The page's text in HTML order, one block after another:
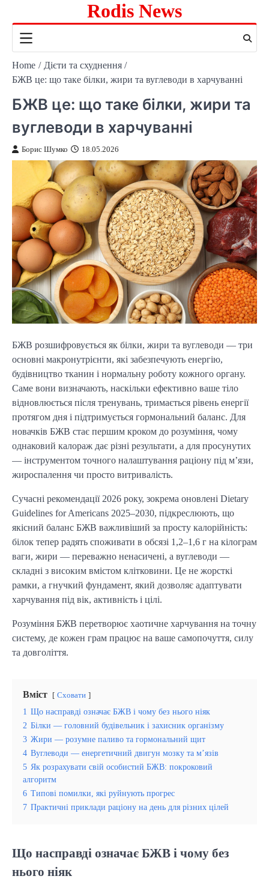
content
Rodis News
Home
Дієти та схуднення
БЖВ це: що таке білки, жири та вуглеводи в харчуванні
БЖВ це: що таке білки, жири та
вуглеводи в харчуванні
Борис Шумко 18.05.2026
БЖВ розшифровується як білки, жири та вуглеводи — три
основні макронутрієнти, які забезпечують енергію,
будівництво тканин і нормальну роботу кожного органу.
Саме вони визначають, наскільки ефективно ваше тіло
відновлюється після тренувань, тримається рівень енергії
протягом дня і підтримується гормональний баланс. Для
новачків БЖВ стає першим кроком до розуміння, чому
однаковий калораж дає різні результати, а для просунутих
— інструментом точного налаштування раціону під м’язи,
жироспалення чи просто витривалість.
Сучасні рекомендації 2026 року, зокрема оновлені Dietary
Guidelines for Americans 2025–2030, підкреслюють, що
якісний баланс БЖВ важливіший за просту калорійність:
білок тепер радять споживати в обсязі 1,2–1,6 г на кілограм
ваги, жири — переважно ненасичені, а вуглеводи —
складні з високим вмістом клітковини. Це не жорсткі
рамки, а гнучкий фундамент, який дозволяє адаптувати
харчування під вік, активність і цілі.
Розуміння БЖВ перетворює хаотичне харчування на точну
систему, де кожен грам працює на ваше самопочуття, силу
та довголіття.
Вміст Сховати
1 Що насправді означає БЖВ і чому без нього ніяк
2 Білки — головний будівельник і захисник організму
3 Жири — розумне паливо та гормональний щит
4 Вуглеводи — енергетичний двигун мозку та м’язів
5 Як розрахувати свій особистий БЖВ: покроковий
алгоритм
6 Типові помилки, які руйнують прогрес
7 Практичні приклади раціону на день для різних цілей
Що насправді означає БЖВ і чому без
нього ніяк